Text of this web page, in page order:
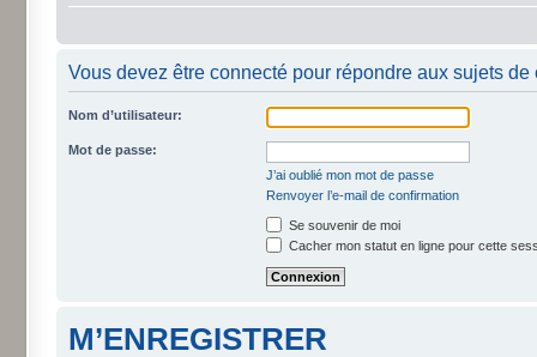
Vous devez être connecté pour répondre aux sujets de
Nom d’utilisateur:
Mot de passe:
J’ai oublié mon mot de passe
Renvoyer l’e-mail de confirmation
Se souvenir de moi
Cacher mon statut en ligne pour cette
M’ENREGISTRER